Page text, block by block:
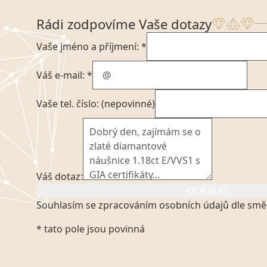
Rádi zodpovíme Vaše dotazy
Vaše jméno a příjmení: *
Váš e-mail: *
Vaše tel. číslo: (nepovinné)
Váš dotaz:
Souhlasím se zpracováním osobních údajů dle
Kliknutím na výše uvedený odkaz, v souladu se
platném znění výslovně souhlasím se zpracováním
* tato pole jsou povinná